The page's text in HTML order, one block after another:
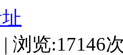
浏览:17146